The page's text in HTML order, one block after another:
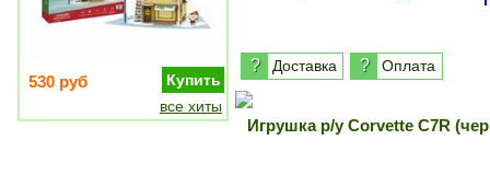
530 руб
Купить
все хиты
? Доставка ? Оплата
Игрушка р/у Corvette C7R